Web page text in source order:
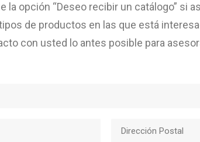
la opción “Deseo recibir un catálogo” si
de productos en las que está
con usted lo antes posible para